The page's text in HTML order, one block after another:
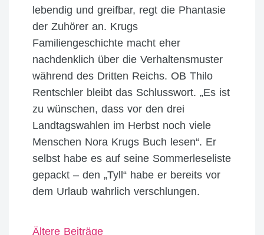
lebendig und greifbar, regt die Phantasie
der Zuhörer an. Krugs
Familiengeschichte macht eher
nachdenklich über die Verhaltensmuster
während des Dritten Reichs. OB Thilo
Rentschler bleibt das Schlusswort. „Es ist
zu wünschen, dass vor den drei
Landtagswahlen im Herbst noch viele
Menschen Nora Krugs Buch lesen“. Er
selbst habe es auf seine Sommerleseliste
gepackt – den „Tyll“ habe er bereits vor
dem Urlaub wahrlich verschlungen.
Ältere Beiträge